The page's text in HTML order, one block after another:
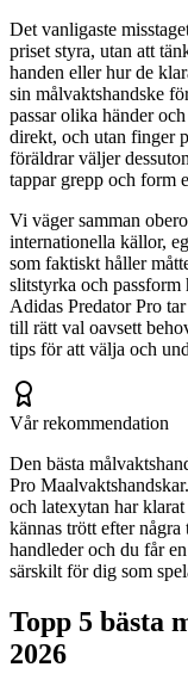
Det vanligaste
priset styra, utan att
handen eller hur de
sin målvaktshandske
passar olika händer
direkt, och utan finger
föräldrar väljer
tappar grepp och form
Vi väger samman
internationella källor,
som faktiskt håller
slitstyrka och
Adidas Predator Pro
till rätt val oavsett
tips för att välja och
Vår rekommendation
Den bästa
Pro
och latexytan har
kännas trött efter
handleder och du får
särskilt för dig som
Topp 5 bästa
2026